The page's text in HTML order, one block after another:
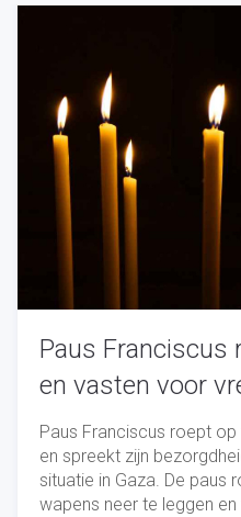
Paus Franciscus
en vasten voor
Paus Franciscus roept
en spreekt zijn
situatie in Gaza. De paus
wapens neer te leggen